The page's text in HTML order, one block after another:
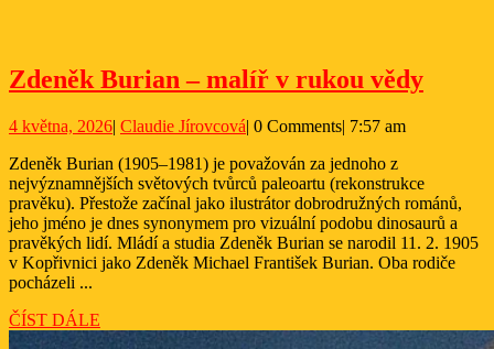
Zdeněk Burian – malíř v rukou vědy
v
rukou
vědy
4 května, 20264
2026
| Claudie JírovcováClaudie
| 0 Comments| 7:57 am
Zdeněk Burian (1905–1981) je považován za jednoho z
nejvýznamnějších světových tvůrců paleoartu (rekonstrukce
pravěku). Přestože začínal jako ilustrátor dobrodružných románů,
jeho jméno je dnes synonymem pro vizuální podobu dinosaurů a
pravěkých lidí. Mládí a studia Zdeněk Burian se narodil 11. 2. 1905
v Kopřivnici jako Zdeněk Michael František Burian. Oba rodiče
pocházeli ...
ČÍST DÁLE
DÁLE